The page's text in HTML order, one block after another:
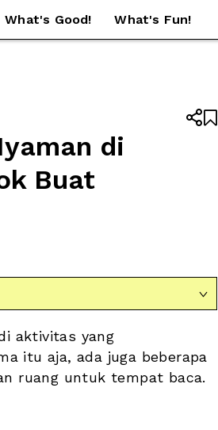
What's Good! What's Fun!
di
Buat



aktivitas yang
ruang untuk tempat baca.